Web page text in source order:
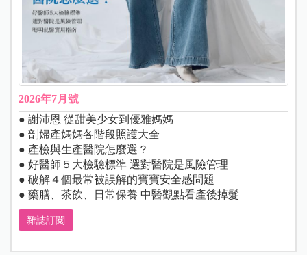
2026年7月號
● 謝沛恩 從甜美少女到優雅媽媽
● 剖婦產媽媽各階段照護大全
● 產檢與生產醫院怎麼選？
● 好醫師５大檢驗標準 選對醫院是風險管理
● 破解４個最常被誤解的寶寶安全感問題
● 藥膳、茶飲、日常保養 中醫觀點看產後掉髮
雜誌訂閱